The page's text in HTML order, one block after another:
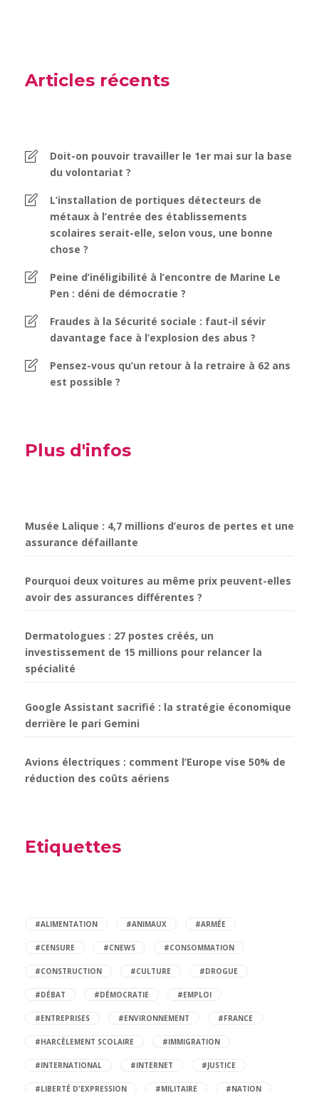
Articles récents
Doit-on pouvoir travailler le 1er mai sur la base
du volontariat ?
L’installation de portiques détecteurs de
métaux à l’entrée des établissements
scolaires serait-elle, selon vous, une bonne
chose ?
Peine d’inéligibilité à l’encontre de Marine Le
Pen : déni de démocratie ?
Fraudes à la Sécurité sociale : faut-il sévir
davantage face à l’explosion des abus ?
Pensez-vous qu’un retour à la retraire à 62 ans
est possible ?
Plus d'infos
Musée Lalique : 4,7 millions d’euros de pertes et une
assurance défaillante
Pourquoi deux voitures au même prix peuvent-elles
avoir des assurances différentes ?
Dermatologues : 27 postes créés, un
investissement de 15 millions pour relancer la
spécialité
Google Assistant sacrifié : la stratégie économique
derrière le pari Gemini
Avions électriques : comment l’Europe vise 50% de
réduction des coûts aériens
Etiquettes
#ALIMENTATION #ANIMAUX #ARMÉE
#CENSURE #CNEWS #CONSOMMATION
#CONSTRUCTION #CULTURE #DROGUE
#DÉBAT #DÉMOCRATIE #EMPLOI
#ENTREPRISES #ENVIRONNEMENT #FRANCE
#HARCÈLEMENT SCOLAIRE #IMMIGRATION
#INTERNATIONAL #INTERNET #JUSTICE
#LIBERTÉ D'EXPRESSION #MILITAIRE #NATION